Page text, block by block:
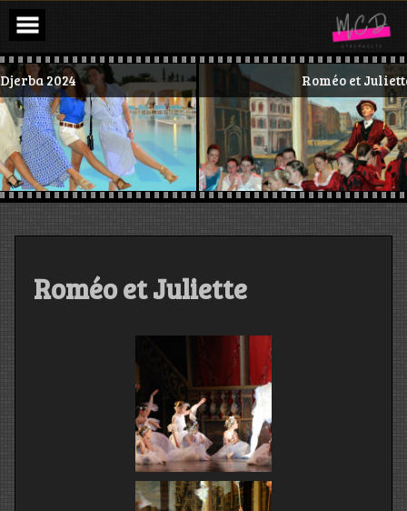
Roméo et Juliette
Roméo et Juliette